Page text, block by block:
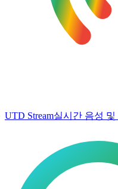
UTD Stream실시간 음성 및